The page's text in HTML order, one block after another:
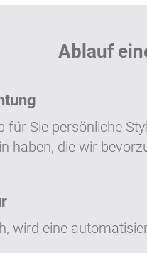
Ablauf
für Sie persönliche
haben, die wir
wird eine